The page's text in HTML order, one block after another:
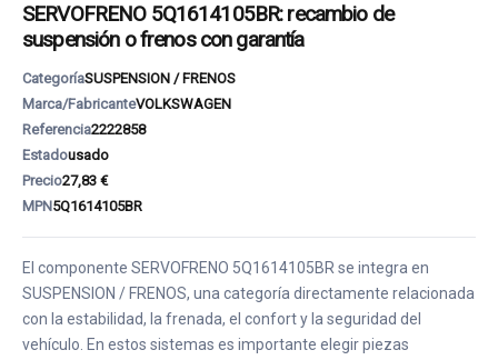
SERVOFRENO 5Q1614105BR: recambio de
suspensión o frenos con garantía
CategoríaSUSPENSION / FRENOS
Marca/FabricanteVOLKSWAGEN
Referencia2222858
Estadousado
Precio27,83 €
MPN5Q1614105BR
El componente SERVOFRENO 5Q1614105BR se integra en
SUSPENSION / FRENOS, una categoría directamente relacionada
con la estabilidad, la frenada, el confort y la seguridad del
vehículo. En estos sistemas es importante elegir piezas